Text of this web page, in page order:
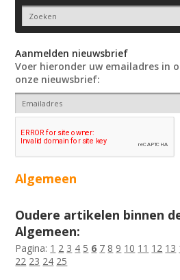
Aanmelden nieuwsbrief
Voer hieronder uw emailadres in
onze nieuwsbrief:
Algemeen
Oudere artikelen binnen
Algemeen:
Pagina: 1 2 3 4 5 6 7 8 9 10 11 12 13
22 23 24 25